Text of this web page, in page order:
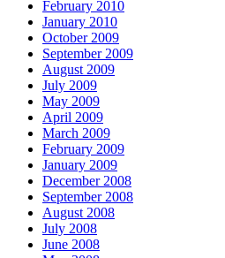
February 2010
January 2010
October 2009
September 2009
August 2009
July 2009
May 2009
April 2009
March 2009
February 2009
January 2009
December 2008
September 2008
August 2008
July 2008
June 2008